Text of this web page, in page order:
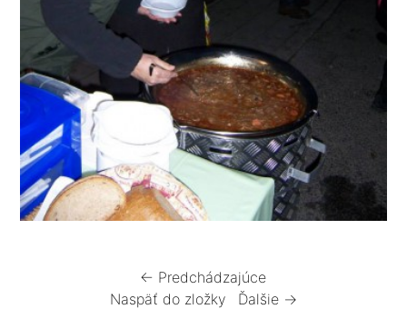
← Predchádzajúce
Naspäť do zložky
Ďalšie →